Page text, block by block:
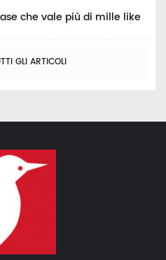
che vale più di mille like
GLI ARTICOLI